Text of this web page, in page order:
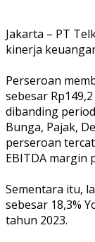
Jakarta – PT
kinerja
Perseroan
sebesar
dibanding
Bunga, Pajak,
perseroan
EBITDA margin
Sementara itu,
sebesar 18,3%
tahun 2023.